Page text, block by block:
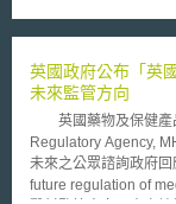
Act），開放公司得使
室並經同意前，
郵件帳號有關之訊息
其隱私權，已違反美國憲法修正條
正條文第四條之意旨
及範圍，主要理由為
悉之情況下將其資訊
AOL 已在其使用合約
threat) 之個別案例之
英國政府公布「英
未來監管方向
英國藥物及保健產
Regulatory Agency,
未來之公眾諮詢政府
future regulation of